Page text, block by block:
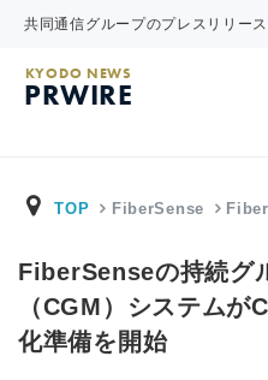
共同通信グループのプレスリリー
KYODO NEWS
PRWIRE
TOP FiberSense
FiberSenseの持続グ
（CGM）システムが
化準備を開始